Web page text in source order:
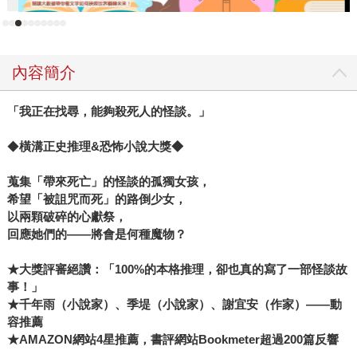
內容簡介
「我正在找尋，能夠殺死人的怪談。」
◆橫溝正史推理&恐怖小說大獎◆
蒐集「帶來死亡」的怪談的孤獨女孩，
希望「被詛咒而死」的路倒少女，
以兩顆破碎的心獻祭，
回應她們的——將會是何種魔物？
★大獎評審絕讚：「100%的本格推理，卻也真的寫了一部怪談故
事！」
★千年雨（小說家）、季堤（小說家）、謝宜安（作家）——動
容推薦
★AMAZON網站4星推薦，書評網站Bookmeter超過200篇反響